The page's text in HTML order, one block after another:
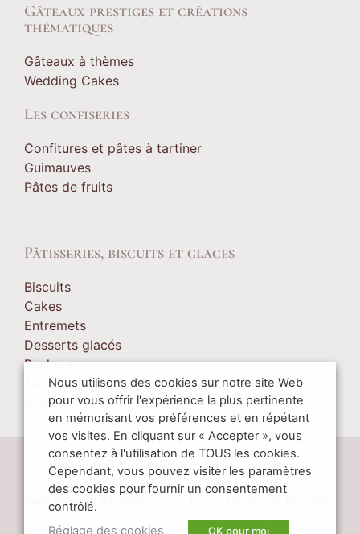
Gâteaux prestiges et créations
thématiques
Gâteaux à thèmes
Wedding Cakes
Les confiseries
Confitures et pâtes à tartiner
Guimauves
Pâtes de fruits
Pâtisseries, biscuits et glaces
Biscuits
Cakes
Entremets
Desserts glacés
Pavlova
Tartes
Glaces
2026 © Christian Camprini
Web Design ID-web.fr
Nous utilisons des cookies sur notre site Web
pour vous offrir l'expérience la plus pertinente
en mémorisant vos préférences et en répétant
vos visites. En cliquant sur « Accepter », vous
consentez à l'utilisation de TOUS les cookies.
Cependant, vous pouvez visiter les paramètres
des cookies pour fournir un consentement
contrôlé.
Réglage des cookies
OK pour moi